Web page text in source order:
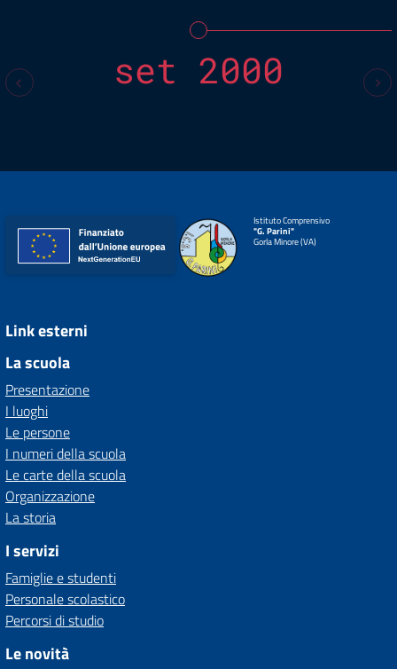
set 2000
Istituto Comprensivo
"G. Parini"
Gorla Minore (VA)
Link esterni
La scuola
Presentazione
I luoghi
Le persone
I numeri della scuola
Le carte della scuola
Organizzazione
La storia
I servizi
Famiglie e studenti
Personale scolastico
Percorsi di studio
Le novità